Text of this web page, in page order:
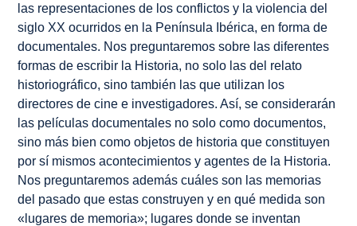
las representaciones de los conflictos y la violencia del
siglo XX ocurridos en la Península Ibérica, en forma de
documentales. Nos preguntaremos sobre las diferentes
formas de escribir la Historia, no solo las del relato
historiográfico, sino también las que utilizan los
directores de cine e investigadores. Así, se considerarán
las películas documentales no solo como documentos,
sino más bien como objetos de historia que constituyen
por sí mismos acontecimientos y agentes de la Historia.
Nos preguntaremos además cuáles son las memorias
del pasado que estas construyen y en qué medida son
«lugares de memoria»; lugares donde se inventan